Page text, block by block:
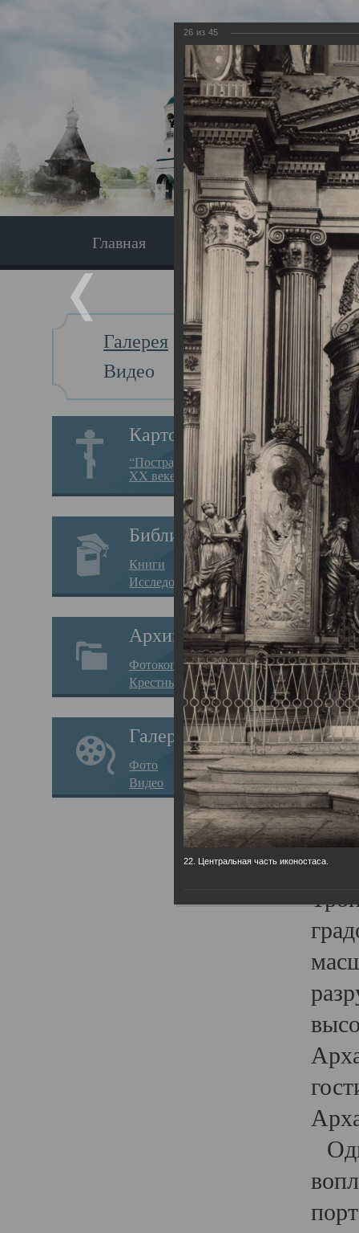
Главная Экскурсия
Галерея
Видео
Картотека
“Пострадавшие за веру в
XX веке на Севере”
Библиотека
Книги
Исследования
Архив
Фотокопии дел
Крестные ходы
Галерея
Фото
Видео
Главная
26 из 45
22. Центральная часть иконостаса.